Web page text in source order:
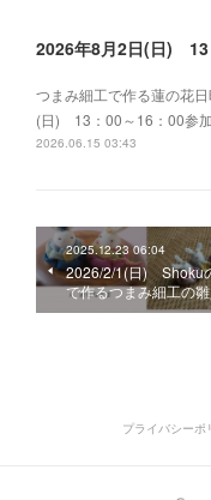
つまみ細工で作る蓮の花
(日) 13：00～16：00参
2026.06.15 03:43
2025.12.23 06:04
2026/2/1(日) Shoku
で作るつまみ細工の
プライバシーポ